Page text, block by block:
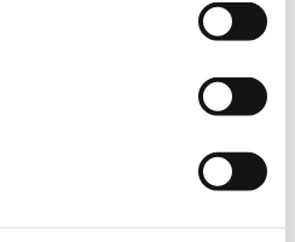
* Verplichte velden